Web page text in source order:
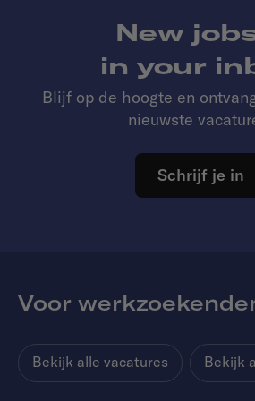
New
in your
Blijf op de hoogte en
nieuwste
Schrijf je in
Voor
Bekijk alle vacatures Bekijk